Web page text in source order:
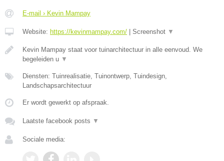
E-mail › Kevin Mampay
Website: https://kevinmampay.com/ Screenshot ▼
Kevin Mampay staat voor tuinarchitectuur in alle eenvoud. We
begeleiden u ▼
Diensten: Tuinrealisatie, Tuinontwerp, Tuindesign,
Landschapsarchitectuur
Er wordt gewerkt op afspraak.
Laatste facebook posts ▼
Sociale media: